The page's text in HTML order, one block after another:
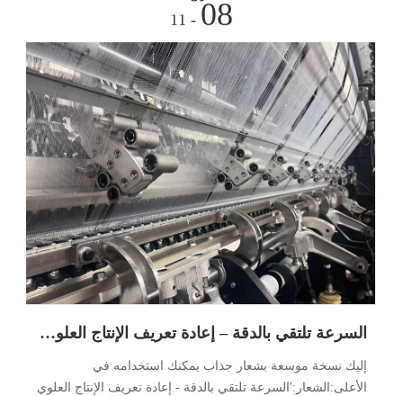
08
- 11
السرعة تلتقي بالدقة – إعادة تعريف الإنتاج العلوي لأحذية الجاكار
إليك نسخة موسعة بشعار جذاب يمكنك استخدامه في
الأعلى:الشعار:'السرعة تلتقي بالدقة - إعادة تعريف الإنتاج العلوي